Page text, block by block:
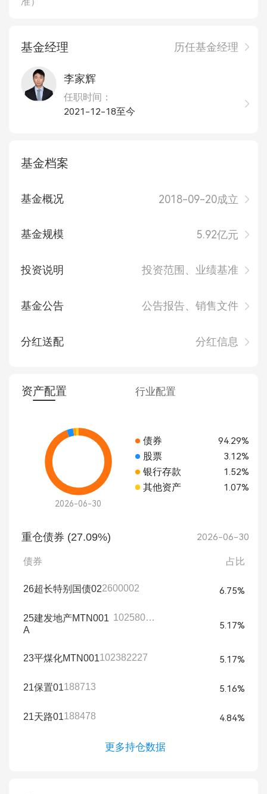
基金经理 历任基金经理
李家辉
任职时间：
2021-12-18至今
基金档案
基金概况 2018-09-20成立
基金规模 5.92亿元
投资说明 投资范围、业绩基准
基金公告 公告报告、销售文件
分红送配 分红信息
资产配置 行业配置
2026-06-30
债券 94.29%
股票 3.12%
银行存款 1.52%
其他资产 1.07%
重仓债券 (27.09%) 2026-06-30
债券 占比
26超长特别国债022600002 6.75%
25建发地产MTN001
A
102580257
5.17%
23平煤化MTN001102382227 5.17%
21保置01188713 5.16%
21天路01188478 4.84%
更多持仓数据